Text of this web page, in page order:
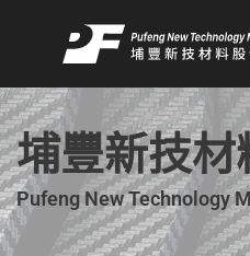
要
內
容埔豐新技
Pufeng New Technology